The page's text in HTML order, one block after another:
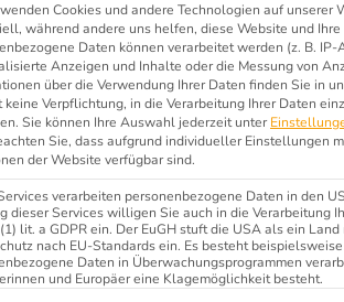
Cookies und andere Technologien auf unserer
während andere uns helfen, diese Website und Ihre
Daten können verarbeitet werden (z. B. IP-
Anzeigen und Inhalte oder die Messung von
über die Verwendung Ihrer Daten finden Sie in
keine Verpflichtung, in die Verarbeitung Ihrer Daten
Sie können Ihre Auswahl jederzeit unter
Sie, dass aufgrund individueller Einstellungen
der Website verfügbar sind.
verarbeiten personenbezogene Daten in den
dieser Services willigen Sie auch in die Verarbeitung
lit. a GDPR ein. Der EuGH stuft die USA als ein
nach EU-Standards ein. Es besteht
Daten in Überwachungsprogrammen
und Europäer eine Klagemöglichkeit besteht.